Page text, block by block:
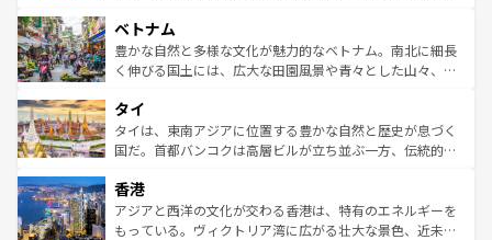
参照してほしい。
容にもいいと評判のスイーツなど、バラエティ豊かな料理
が味わえる。 なお、新着の台湾情報は コンテンツ一覧を参
照してほしい。
き、地方に足を延ばせば四季折々の自然美を楽しむことが
できる。そして、キムチや焼肉、絶品のストリートフード
まで、さまざまな韓国料理が待っている。夜には、韓国な
リティに包まれながら、韓国の多彩な魅力を心ゆくまで味
わってみてほしい。 なお、新着の韓国情報はコンテンツ一
覧を参照してほしい。
ベトナム
豊かな自然と多様な文化が魅力的なベトナム。南北に細長
く伸びる国土には、広大な田園風景や青々とした山々、世
急速な発展と共に伝統が息づく。ハノイの古い町並みやホ
ーチミン市のフランス統治時代の建物も、独特の雰囲気を
醸し出している。また、バラエティの豊かさとおいしさで
とつ。フォーやバインミー、ベトナムコーヒーなどは、ぜ
ひ現地で味わいたい。どの地域を訪れてもあたたかい人々
が旅行者を迎えてくれるので、きっと忘れられない旅にな
タイ
タイは、東南アジアに位置する豊かな自然と歴史が息づく
国だ。首都バンコクは高層ビルが立ち並ぶ一方、伝統的な
の活気が交差している。北部ではチェンマイなどの山岳地
帯で自然と触れ合い、南部ではプーケットやクラビの美し
いビーチでリゾート気分を楽しむことができる。タイ料理
香港
アジアと西洋の文化が交わる香港は、特有のエネルギーを
もっている。ヴィクトリア湾に広がる壮大な景色、近未来